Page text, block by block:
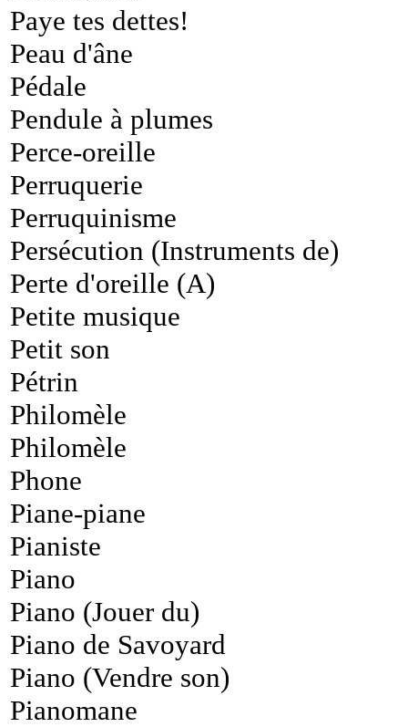
Paye tes dettes!
Peau d'âne
Pédale
Pendule à plumes
Perce-oreille
Perruquerie
Perruquinisme
Persécution (Instruments de)
Perte d'oreille (A)
Petite musique
Petit son
Pétrin
Philomèle
Philomèle
Phone
Piane-piane
Pianiste
Piano
Piano (Jouer du)
Piano de Savoyard
Piano (Vendre son)
Pianomane